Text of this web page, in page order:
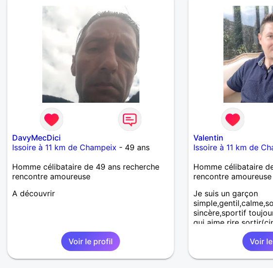
DavyMecDici
Issoire à 11 km de Champeix - 49 ans
Homme célibataire de 49 ans recherche
rencontre amoureuse
A découvrir
Voir le profil
Valentin
Issoire à 11 km de
Homme célibataire
rencontre amoureuse
Je suis un garçon
sincère,sportif
qui aime rire
verre,randonnée
pays...) et qui est
recherche une
fille simple sans
Voir